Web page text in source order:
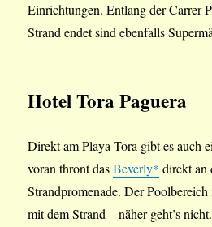
Einrichtungen. Entlang der Carrer
Strand endet sind ebenfalls
Hotel Tora Paguera
Direkt am Playa Tora gibt es auch
voran thront dasBeverly* direkt an
Strandpromenade. Der
mit dem Strand – näher geht’s